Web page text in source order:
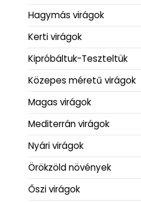
Hagymás virágok
Kerti virágok
Kipróbáltuk-Teszteltük
Közepes méretű virágok
Magas virágok
Mediterrán virágok
Nyári virágok
Örökzöld növények
Őszi virágok